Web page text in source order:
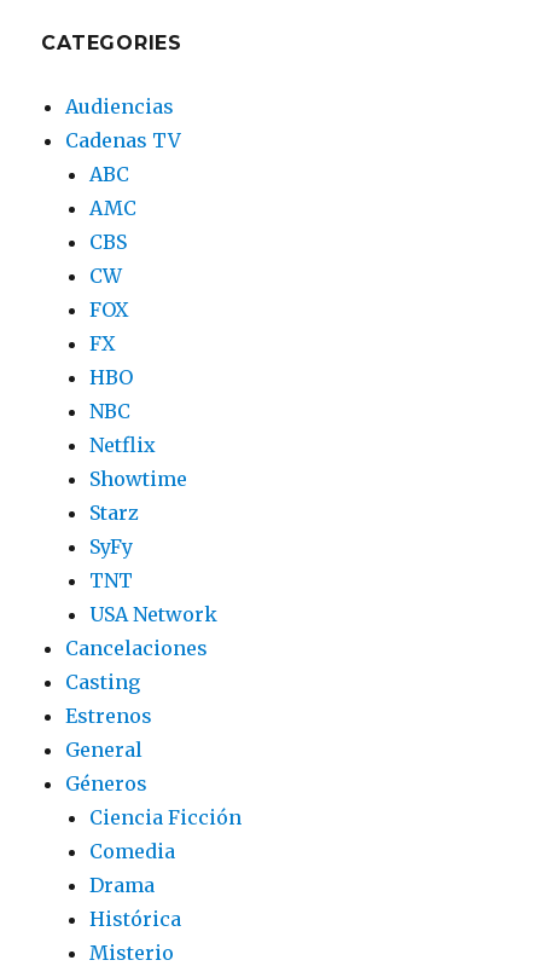
CATEGORIES
Audiencias
Cadenas TV
ABC
AMC
CBS
CW
FOX
FX
HBO
NBC
Netflix
Showtime
Starz
SyFy
TNT
USA Network
Cancelaciones
Casting
Estrenos
General
Géneros
Ciencia Ficción
Comedia
Drama
Histórica
Misterio